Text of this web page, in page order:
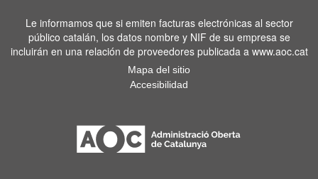
Le informamos que si emiten facturas electrónicas al sector
público catalán, los datos nombre y NIF de su empresa se
incluirán en una relación de proveedores publicada a www.aoc.cat
Mapa del sitio
Accesibilidad